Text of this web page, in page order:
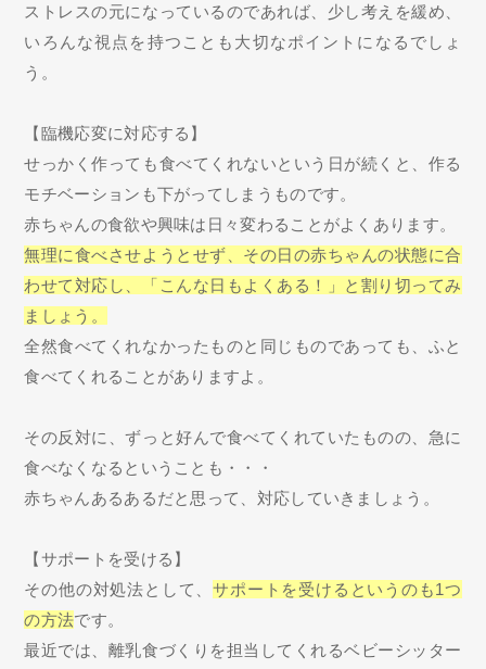
ストレスの元になっているのであれば、少し考えを緩め、
いろんな視点を持つことも大切なポイントになるでしょ
う。
【臨機応変に対応する】
せっかく作っても食べてくれないという日が続くと、作る
モチベーションも下がってしまうものです。
赤ちゃんの食欲や興味は日々変わることがよくあります。
無理に食べさせようとせず、その日の赤ちゃんの状態に合
わせて対応し、「こんな日もよくある！」と割り切ってみ
ましょう。
全然食べてくれなかったものと同じものであっても、ふと
食べてくれることがありますよ。
その反対に、ずっと好んで食べてくれていたものの、急に
食べなくなるということも・・・
赤ちゃんあるあるだと思って、対応していきましょう。
【サポートを受ける】
その他の対処法として、サポートを受けるというのも1つ
の方法です。
最近では、離乳食づくりを担当してくれるベビーシッター